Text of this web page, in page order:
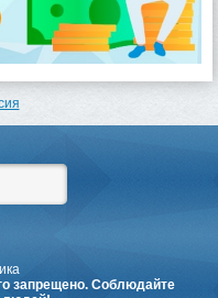
запрещено. Соблюдайте